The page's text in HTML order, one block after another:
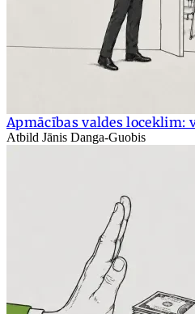
Apmācības valdes loceklim:
Atbild Jānis Danga-Guobis